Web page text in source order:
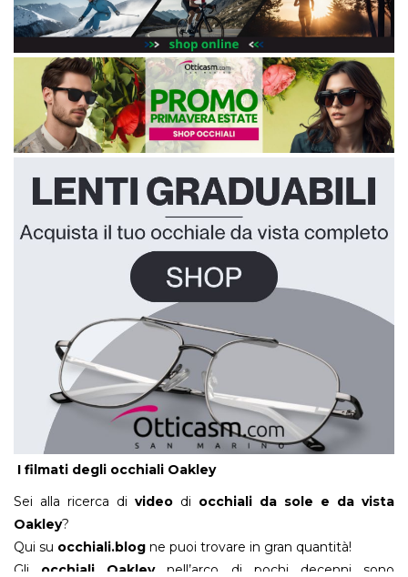
I filmati degli occhiali Oakley
Sei alla ricerca di video di occhiali da sole e da vista
Oakley?
Qui su occhiali.blog ne puoi trovare in gran quantità!
Gli occhiali Oakleynell’arco di pochi decenni sono